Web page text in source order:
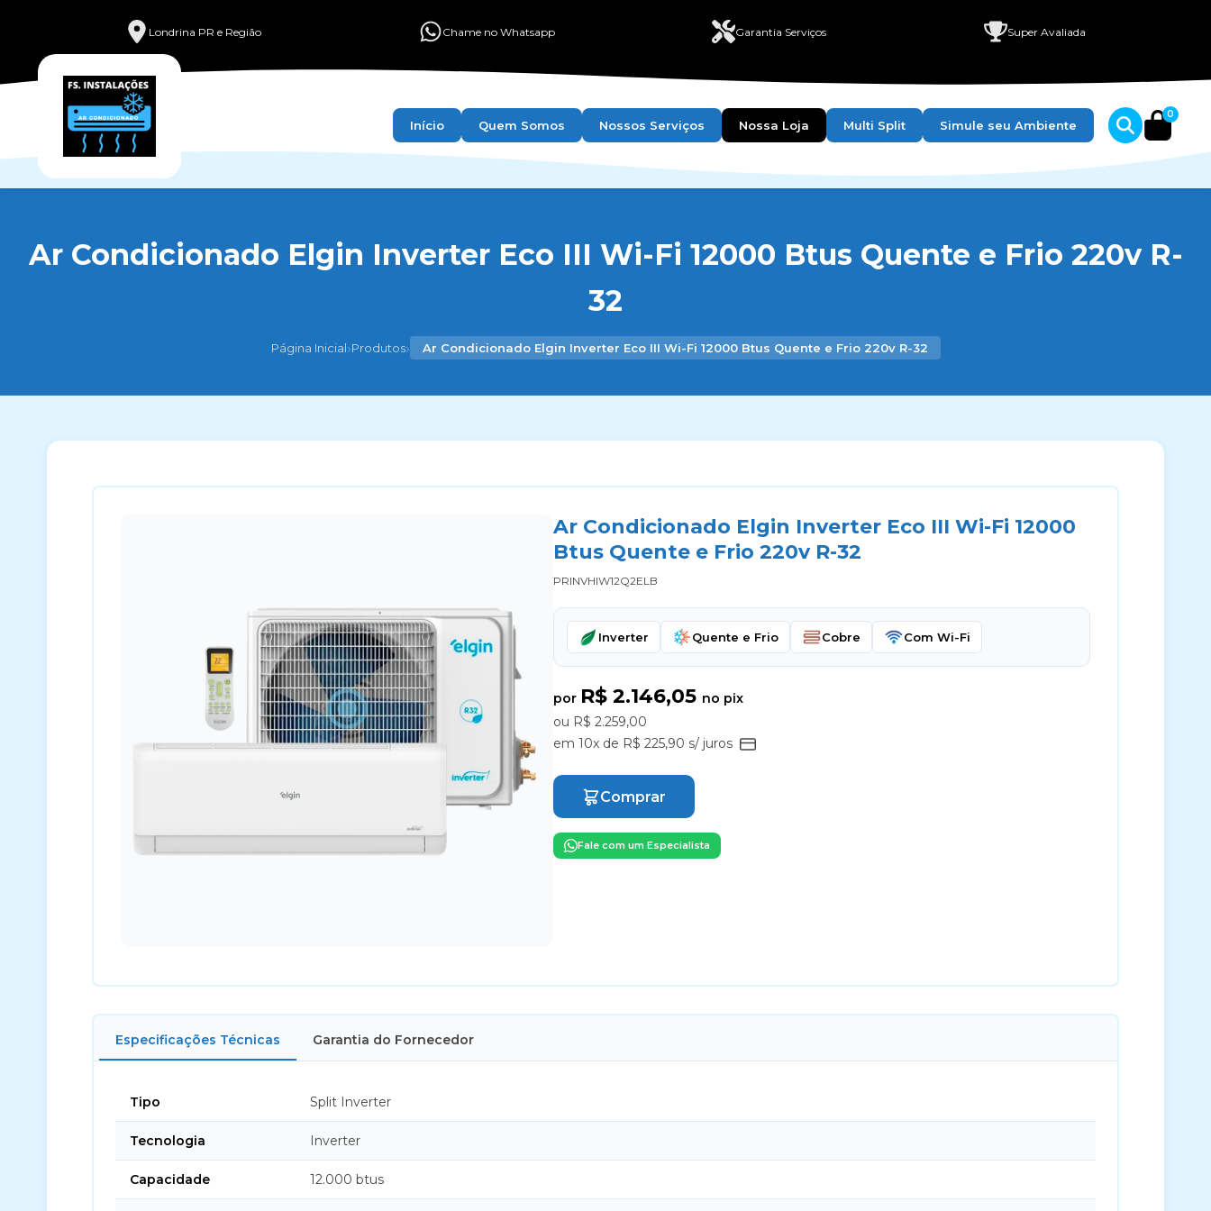
Londrina PR e Região Chame no Whatsapp Garantia Serviços Super Avaliada
Início Quem Somos Nossos Serviços Nossa Loja Multi Split Simule seu Ambiente
0
Ar Condicionado Elgin Inverter Eco III Wi-Fi 12000 Btus Quente e Frio 220v R-
32
Página Inicial›Produtos› Ar Condicionado Elgin Inverter Eco III Wi-Fi 12000 Btus Quente e Frio 220v R-32
Ar Condicionado Elgin Inverter Eco III Wi-Fi 12000
Btus Quente e Frio 220v R-32
PRINVHIW12Q2ELB
Inverter Quente e Frio Cobre Com Wi-Fi
por R$ 2.146,05 no pix
ou R$ 2.259,00
em 10x de R$ 225,90 s/ juros
Comprar
Fale com um Especialista
Especificações Técnicas Garantia do Fornecedor
Tipo Split Inverter
Tecnologia Inverter
Capacidade 12.000 btus